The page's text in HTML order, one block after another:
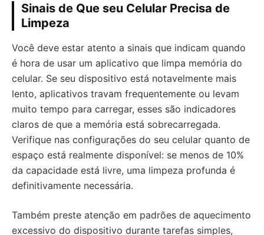
Sinais de Que seu Celular Precisa de
Limpeza
Você deve estar atento a sinais que indicam quando
é hora de usar um aplicativo que limpa memória do
celular. Se seu dispositivo está notavelmente mais
lento, aplicativos travam frequentemente ou levam
muito tempo para carregar, esses são indicadores
claros de que a memória está sobrecarregada.
Verifique nas configurações do seu celular quanto de
espaço está realmente disponível: se menos de 10%
da capacidade está livre, uma limpeza profunda é
definitivamente necessária.
Também preste atenção em padrões de aquecimento
excessivo do dispositivo durante tarefas simples,